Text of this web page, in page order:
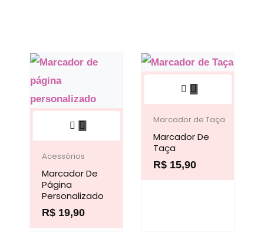
Este
produto
tem
várias
variantes.
As
opções
Acessórios
Marcador De
Página
Personalizado
R$ 19,90
Este
produto
tem
várias
Marcador de Taça
Marcador De
Taça
R$ 15,90